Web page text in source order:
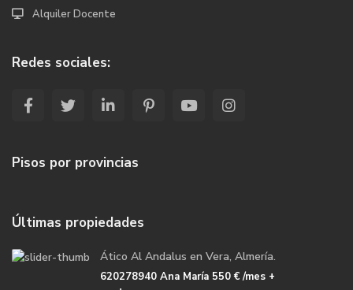
Alquiler Docente
Redes sociales:
Pisos por provincias
Últimas propiedades
Ático Al Andalus en Vera, Almería.
620278940 Ana María 550 €/mes +